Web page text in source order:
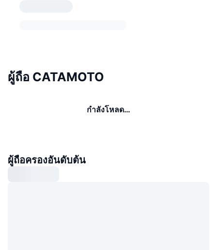
ผู้ถือ CATAMOTO
กำลังโหลด…
ผู้ถือครองอันดับต้น